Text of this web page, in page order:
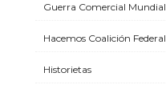
Guerra Comercial Mundial
Hacemos Coalición Federal
Historietas